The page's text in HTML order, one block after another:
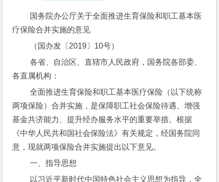
疗保险合并实施的意见
（国办发〔2019〕10号）
各省、自治区、直辖市人民政府，国务院各部委、
各直属机构：
全面推进生育保险和职工基本医疗保险（以下统称
两项保险）合并实施，是保障职工社会保险待遇、增强
基金共济能力、提升经办服务水平的重要举措。根据
《中华人民共和国社会保险法》有关规定，经国务院同
意，现就两项保险合并实施提出以下意见。
一、指导思想